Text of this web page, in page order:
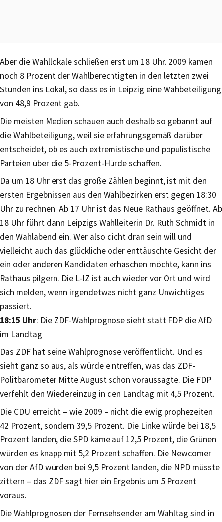
Aber die Wahllokale schließen erst um 18 Uhr. 2009 kamen
noch 8 Prozent der Wahlberechtigten in den letzten zwei
Stunden ins Lokal, so dass es in Leipzig eine Wahbeteiligung
von 48,9 Prozent gab.
Die meisten Medien schauen auch deshalb so gebannt auf
die Wahlbeteiligung, weil sie erfahrungsgemäß darüber
entscheidet, ob es auch extremistische und populistische
Parteien über die 5-Prozent-Hürde schaffen.
Da um 18 Uhr erst das große Zählen beginnt, ist mit den
ersten Ergebnissen aus den Wahlbezirken erst gegen 18:30
Uhr zu rechnen. Ab 17 Uhr ist das Neue Rathaus geöffnet. Ab
18 Uhr führt dann Leipzigs Wahlleiterin Dr. Ruth Schmidt in
den Wahlabend ein. Wer also dicht dran sein will und
vielleicht auch das glückliche oder enttäuschte Gesicht der
ein oder anderen Kandidaten erhaschen möchte, kann ins
Rathaus pilgern. Die L-IZ ist auch wieder vor Ort und wird
sich melden, wenn irgendetwas nicht ganz Unwichtiges
passiert.
18:15 Uhr: Die ZDF-Wahlprognose sieht statt FDP die AfD
im Landtag
Das ZDF hat seine Wahlprognose veröffentlicht. Und es
sieht ganz so aus, als würde eintreffen, was das ZDF-
Politbarometer Mitte August schon voraussagte. Die FDP
verfehlt den Wiedereinzug in den Landtag mit 4,5 Prozent.
Die CDU erreicht – wie 2009 – nicht die ewig prophezeiten
42 Prozent, sondern 39,5 Prozent. Die Linke würde bei 18,5
Prozent landen, die SPD käme auf 12,5 Prozent, die Grünen
würden es knapp mit 5,2 Prozent schaffen. Die Newcomer
von der AfD würden bei 9,5 Prozent landen, die NPD müsste
zittern – das ZDF sagt hier ein Ergebnis um 5 Prozent
voraus.
Die Wahlprognosen der Fernsehsender am Wahltag sind in